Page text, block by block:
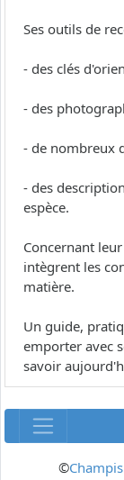
Ses outils de
- des clés
- des
- de nombreux
- des
espèce.
Concernant
intègrent les
matière.
Un guide,
emporter avec
savoir
©